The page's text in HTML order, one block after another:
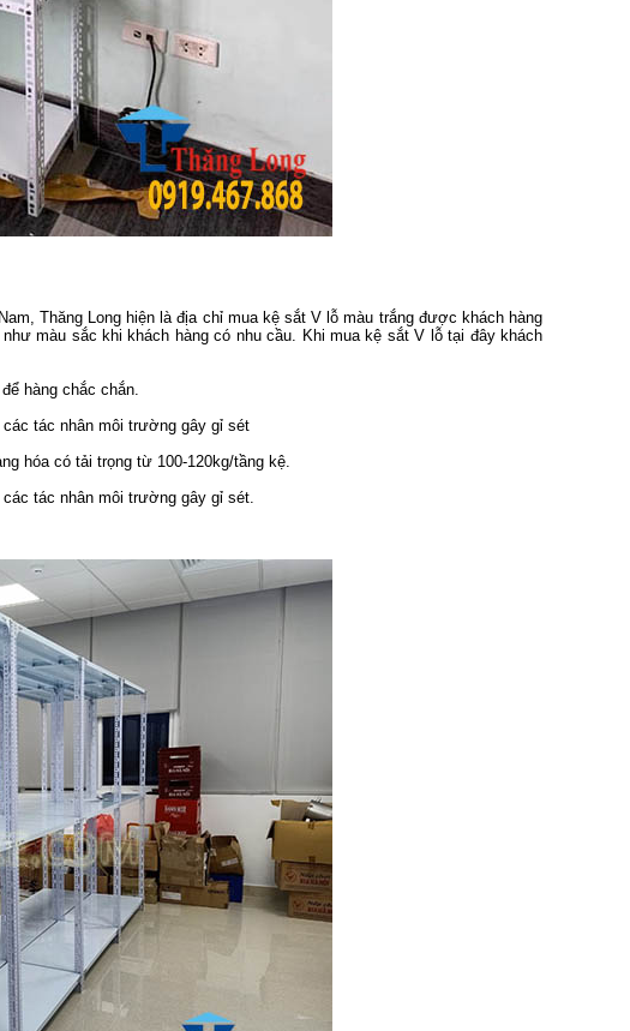
Thăng Long hiện là địa chỉ mua kệ sắt V lỗ màu trắng được khách hàng
màu sắc khi khách hàng có nhu cầu. Khi mua kệ sắt V lỗ tại đây khách
hàng chắc chắn.
tác nhân môi trường gây gỉ sét
hóa có tải trọng từ 100-120kg/tầng kệ.
tác nhân môi trường gây gỉ sét.